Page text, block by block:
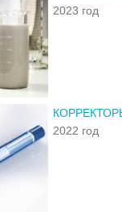
2023 год
2022 год